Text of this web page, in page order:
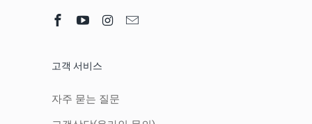
고객 서비스
자주 묻는 질문